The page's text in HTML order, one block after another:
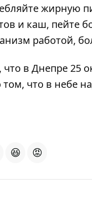
жирную
и каш, пейте
работой,
в Днепре 25
что в небе
😆 😡